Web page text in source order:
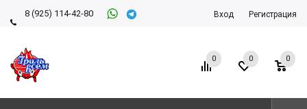
8 (925) 114-42-80
Вход Регистрация
0 0
0